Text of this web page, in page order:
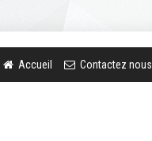
Accueil Contactez nous